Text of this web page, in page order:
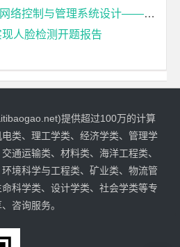
管理系统设计——车载终端设计与实现开题报告
人脸检测开题报告
提供超过100万的计算
类、理工学类、经济学类、管理学
通运输类、材料类、海洋工程类、
境科学与工程类、矿业类、物流管
科学类、设计学类、社会学类等专
咨询服务。